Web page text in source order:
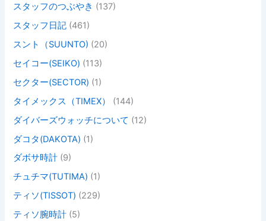
スタッフのつぶやき (137)
スタッフ日記 (461)
スント（SUUNTO) (20)
セイコー(SEIKO) (113)
セクター(SECTOR) (1)
タイメックス（TIMEX）
(144)
ダイバーズウォッチについて (12)
ダコタ(DAKOTA) (1)
ダボサ時計 (9)
チュチマ(TUTIMA) (1)
ティソ(TISSOT) (229)
ティソ腕時計 (5)